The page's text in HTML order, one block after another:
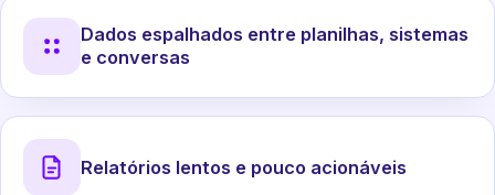
Dados espalhados entre planilhas, sistemas
e conversas
Relatórios lentos e pouco acionáveis